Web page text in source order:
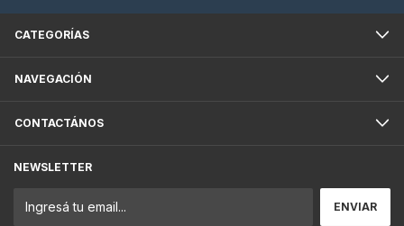
CATEGORÍAS
NAVEGACIÓN
CONTACTÁNOS
NEWSLETTER